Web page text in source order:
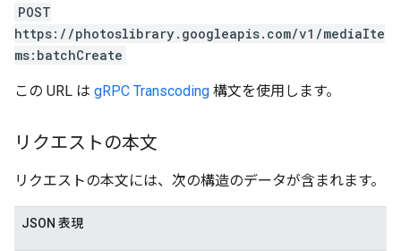
POST
https://photoslibrary.googleapis.com/v1/mediaIte
ms:batchCreate
この URL は gRPC Transcoding 構文を使用します。
リクエストの本文
リクエストの本文には、次の構造のデータが含まれます。
JSON 表現